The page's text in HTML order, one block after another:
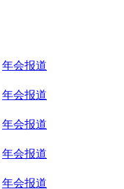
年会报道
年会报道
年会报道
年会报道
年会报道